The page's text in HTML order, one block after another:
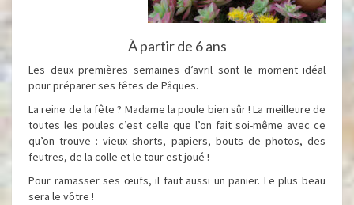
À partir de 6 ans
Les deux premières semaines d’avril sont le moment idéal
pour préparer ses fêtes de Pâques.
La reine de la fête ? Madame la poule bien sûr ! La meilleure de
toutes les poules c’est celle que l’on fait soi-même avec ce
qu’on trouve : vieux shorts, papiers, bouts de photos, des
feutres, de la colle et le tour est joué !
Pour ramasser ses œufs, il faut aussi un panier. Le plus beau
sera le vôtre !